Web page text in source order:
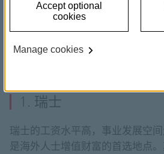
外的人在移居后收入增加
。而税
收入等，都是您身在海外时增值
现在，来了解一下海外人士首选
1. 瑞士
瑞士的工资水平高，事业发展空间
是海外人士增值财富的首选地点
Accept optional
cookies
Manage cookies